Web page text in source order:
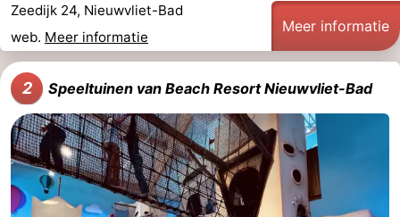
Binnenspeeltuinen
-
Bowlen
-
Minigolfbanen
Wellness
centra
Dorpen
Zeedijk 24, Nieuwvliet-Bad
web. Meer informatie
Meer informatie
2 Speeltuinen van Beach Resort Nieuwvliet-Bad